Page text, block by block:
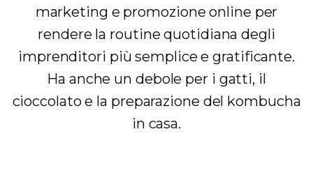
marketing e promozione online per
rendere la routine quotidiana degli
imprenditori più semplice e gratificante.
Ha anche un debole per i gatti, il
cioccolato e la preparazione del kombucha
in casa.